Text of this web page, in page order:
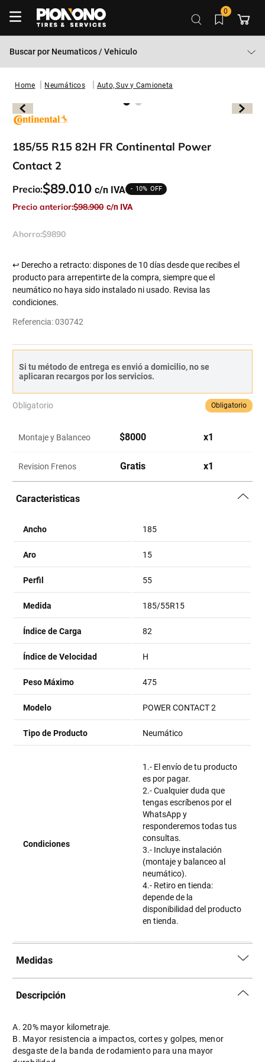
0
Buscar por Neumaticos / Vehiculo
Neumáticos Auto, Suv y Camioneta
185/55 R15 82H FR Continental Power
Contact 2
Precio:$89.010 10%
Precio anterior:$98.900
Ahorro:$9890
↩ Derecho a retracto: dispones de 10 días desde que recibes el
producto para arrepentirte de la compra, siempre que el
neumático no haya sido instalado ni usado. Revisa las
condiciones.
Referencia:030742
Si tu método de entrega es envió a domicilio, no se
aplicaran recargos por los servicios.
Obligatorio Obligatorio
Montaje y Balanceo $8000 x1
Revision Frenos Gratis x1
Caracteristicas
Ancho 185
Aro 15
Perfil 55
Medida 185/55R15
Índice de Carga 82
Índice de Velocidad H
Peso Máximo 475
Modelo POWER CONTACT 2
Tipo de Producto Neumático
Condiciones
1.- El envío de tu producto
es por pagar.
2.- Cualquier duda que
tengas escríbenos por el
WhatsApp y
responderemos todas tus
consultas.
3.- Incluye instalación
(montaje y balanceo al
neumático).
4.- Retiro en tienda:
depende de la
disponibilidad del producto
en tienda.
Medidas
Descripción
A. 20% mayor kilometraje.
B. Mayor resistencia a impactos, cortes y golpes, menor
desgaste de la banda de rodamiento para una mayor